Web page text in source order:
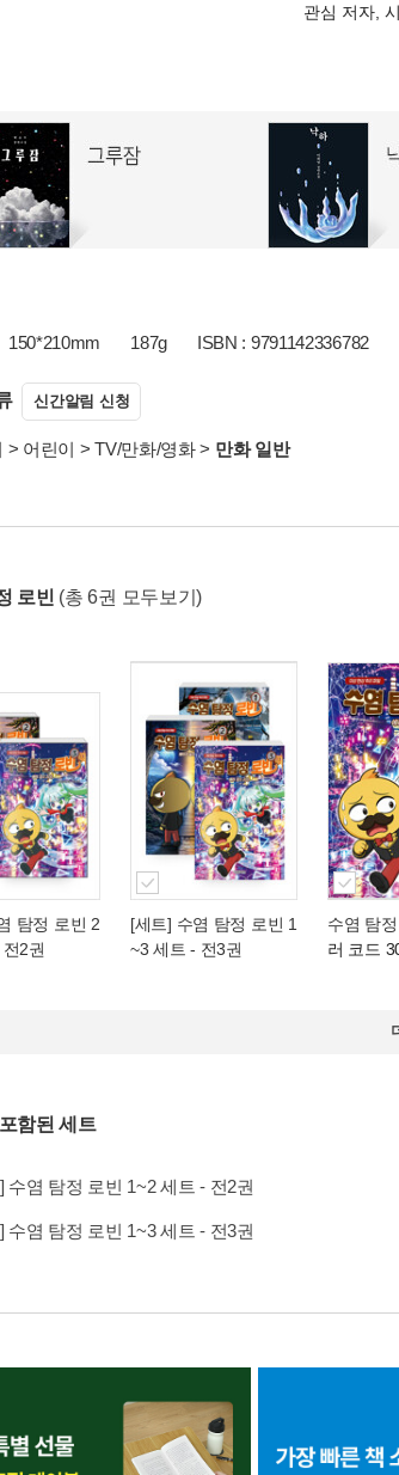
관심 저자,
150*210mm 187g ISBN : 9791142336782
신간알림 신청
> 어린이 >TV/만화/영화> 만화 일반
로빈 (총 6권 모두보기)
탐정 로빈 2
2권
[세트] 수염 탐정 로빈 1
~3 세트 - 전3권
수염 탐
러 코드
함된 세트
수염 탐정 로빈 1~2 세트 - 전2권
수염 탐정 로빈 1~3 세트 - 전3권